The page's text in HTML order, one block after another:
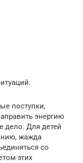
поступки,
энергию
дело. Для детей
жажда
со
этих